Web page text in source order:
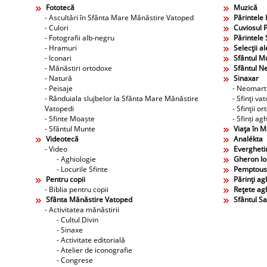
Fototecă
- Ascultări în Sfânta Mare Mănăstire Vatoped
- Culori
- Fotografii alb-negru
- Hramuri
- Iconari
- Mănăstiri ortodoxe
- Natură
- Peisaje
- Rânduiala slujbelor la Sfânta Mare Mănăstire
Vatopedi
- Sfinte Moaște
- Sfântul Munte
Muzică
Părintele
Cuviosul
Părintele
Selecţii
Sfântul
Sfântul
Sinaxar
-
- Sfinţi
- Sfinţii
- Sfinți
Viaţa în
Videotecă
- Video
- Aghiologie
- Locurile Sfinte
Analékta
Gheron
Pentru copii
- Biblia pentru copii
Părinţi
Reţete
Sfânta Mănăstire Vatoped
- Activitatea mănăstirii
- Cultul Divin
- Sinaxe
- Activitate editorială
- Atelier de iconografie
- Congrese
Sfântul